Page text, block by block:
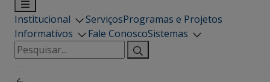
Institucional ServiçosProgramas e Projetos
Informativos
Fale ConoscoSistemas
Pesquisar
por: